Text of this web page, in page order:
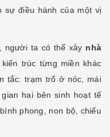
sự điều hành của một vị
người ta có thể xây nhà
trúc từng miền khác
tắc: trạm trổ ở nóc, mái
hai bên sinh hoạt tế
phong, non bộ, chiếu